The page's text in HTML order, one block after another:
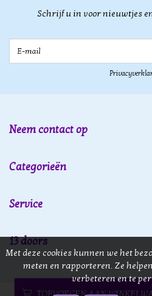
TOEVOEGEN AAN
Schrijf u in voor nieuwtjes
Neem contact op
Categorieën
Service
13 doors
Met deze cookies kunnen we het
meten en rapporteren. Ze
verbeteren en te